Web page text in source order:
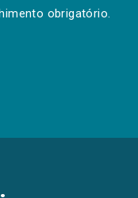
obrigatório.